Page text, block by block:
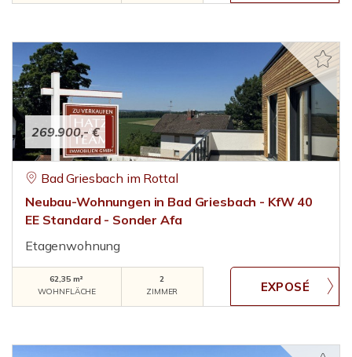
269.900,- €
Bad Griesbach im Rottal
Neubau-Wohnungen in Bad Griesbach - KfW 40
EE Standard - Sonder Afa
Etagenwohnung
62,35 m²
WOHNFLÄCHE
2
ZIMMER